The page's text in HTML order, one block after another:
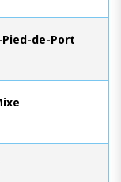
Pied-de-Port